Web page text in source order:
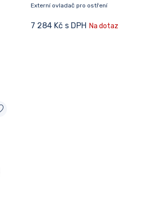
Externí ovladač pro ostření
7 284 Kč s DPH Na dotaz